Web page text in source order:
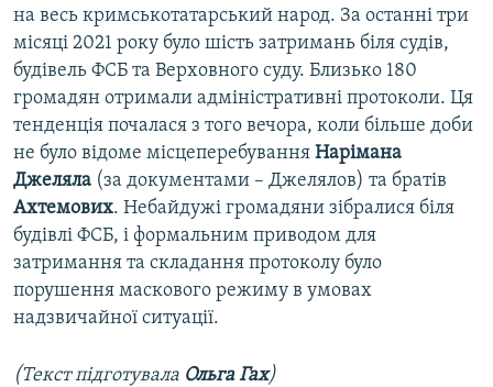
на весь кримськотатарський народ. За останні три
місяці 2021 року було шість затримань біля судів,
будівель ФСБ та Верховного суду. Близько 180
громадян отримали адміністративні протоколи. Ця
тенденція почалася з того вечора, коли більше доби
не було відоме місцеперебування Нарімана
Джеляла (за документами – Джелялов) та братів
Ахтемових. Небайдужі громадяни зібралися біля
будівлі ФСБ, і формальним приводом для
затримання та складання протоколу було
порушення маскового режиму в умовах
надзвичайної ситуації.
(Текст підготувала Ольга Гах)